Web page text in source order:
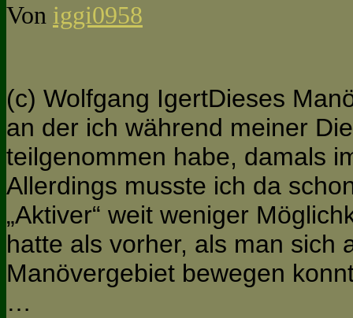
Von iggi0958
(c) Wolfgang IgertDieses
an der ich während meiner
teilgenommen habe, damals
Allerdings musste ich da
„Aktiver“ weit weniger
hatte als vorher, als man sich
Manövergebiet bewegen
…